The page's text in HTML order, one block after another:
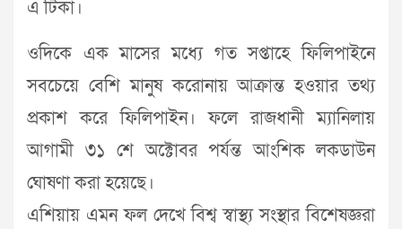
এ টিকা।
ওদিকে এক মাসের মধ্যে গত সপ্তাহে ফিলিপাইনে
সবচেয়ে বেশি মানুষ করোনায় আক্রান্ত হওয়ার তথ্য
প্রকাশ করে ফিলিপাইন। ফলে রাজধানী ম্যানিলায়
আগামী ৩১ শে অক্টোবর পর্যন্ত আংশিক লকডাউন
ঘোষণা করা হয়েছে।
এশিয়ায় এমন ফল দেখে বিশ্ব স্বাস্থ্য সংস্থার বিশেষজ্ঞরা